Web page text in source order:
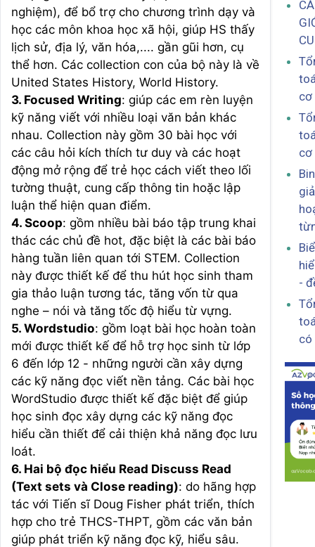
nghiệm), để bổ trợ cho chương trình dạy và
học các môn khoa học xã hội, giúp HS thấy
lịch sử, địa lý, văn hóa,.... gần gũi hơn, cụ
thể hơn. Các collection con của bộ này là về
United States History, World History.
3. Focused Writing: giúp các em rèn luyện
kỹ năng viết với nhiều loại văn bản khác
nhau. Collection này gồm 30 bài học với
các câu hỏi kích thích tư duy và các hoạt
động mở rộng để trẻ học cách viết theo lối
tường thuật, cung cấp thông tin hoặc lập
luận thể hiện quan điểm.
4. Scoop: gồm nhiều bài báo tập trung khai
thác các chủ đề hot, đặc biệt là các bài báo
hàng tuần liên quan tới STEM. Collection
này được thiết kế để thu hút học sinh tham
gia thảo luận tương tác, tăng vốn từ qua
nghe – nói và tăng tốc độ hiểu từ vựng.
5. Wordstudio: gồm loạt bài học hoàn toàn
mới được thiết kế để hỗ trợ học sinh từ lớp
6 đến lớp 12 - những người cần xây dựng
các kỹ năng đọc viết nền tảng. Các bài học
WordStudio được thiết kế đặc biệt để giúp
học sinh đọc xây dựng các kỹ năng đọc
hiểu cần thiết để cải thiện khả năng đọc lưu
loát.
6. Hai bộ đọc hiểu Read Discuss Read
(Text sets và Close reading): do hãng hợp
tác với Tiến sĩ Doug Fisher phát triển, thích
hợp cho trẻ THCS-THPT, gồm các văn bản
giúp phát triển kỹ năng đọc kỹ, hiểu sâu.
cơ
cơ
-
có